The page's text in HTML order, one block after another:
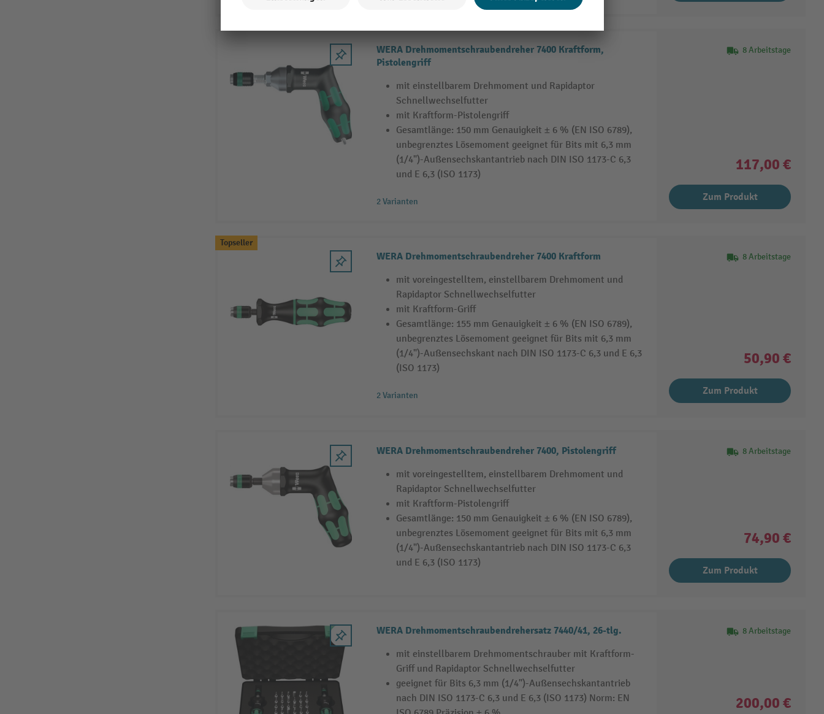
WERA Drehmomentschraubendreher 7400 Kraftform,
Pistolengriff
mit einstellbarem Drehmoment und Rapidaptor
Schnellwechselfutter
mit Kraftform-Pistolengriff
Gesamtlänge: 150 mm Genauigkeit ± 6 % (EN ISO 6789),
unbegrenztes Lösemoment geeignet für Bits mit 6,3 mm
(1/4")-Außensechskantantrieb nach DIN ISO 1173-C 6,3
und E 6,3 (ISO 1173)
2 Varianten
8 Arbeitstage
117,00 €
Zum Produkt
Topseller
WERA Drehmomentschraubendreher 7400 Kraftform
mit voreingestelltem, einstellbarem Drehmoment und
Rapidaptor Schnellwechselfutter
mit Kraftform-Griff
Gesamtlänge: 155 mm Genauigkeit ± 6 % (EN ISO 6789),
unbegrenztes Lösemoment geeignet für Bits mit 6,3 mm
(1/4")-Außensechskant nach DIN ISO 1173-C 6,3 und E 6,3
(ISO 1173)
2 Varianten
8 Arbeitstage
50,90 €
Zum Produkt
WERA Drehmomentschraubendreher 7400, Pistolengriff
mit voreingestelltem, einstellbarem Drehmoment und
Rapidaptor Schnellwechselfutter
mit Kraftform-Pistolengriff
Gesamtlänge: 150 mm Genauigkeit ± 6 % (EN ISO 6789),
unbegrenztes Lösemoment geeignet für Bits mit 6,3 mm
(1/4")-Außensechskantantrieb nach DIN ISO 1173-C 6,3
und E 6,3 (ISO 1173)
8 Arbeitstage
74,90 €
Zum Produkt
WERA Drehmomentschraubendrehersatz 7440/41, 26-tlg.
mit einstellbarem Drehmomentschrauber mit Kraftform-
Griff und Rapidaptor Schnellwechselfutter
geeignet für Bits 6,3 mm (1/4")-Außensechskantantrieb
nach DIN ISO 1173-C 6,3 und E 6,3 (ISO 1173) Norm: EN
8 Arbeitstage
200,00 €